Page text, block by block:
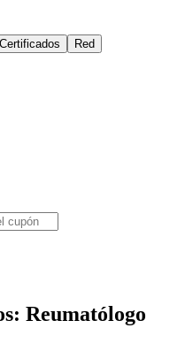
Certificados Red
Reumatólogo